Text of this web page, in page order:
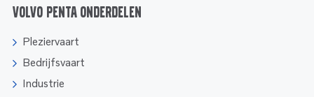
Volvo Penta onderdelen
Pleziervaart
Bedrijfsvaart
Industrie